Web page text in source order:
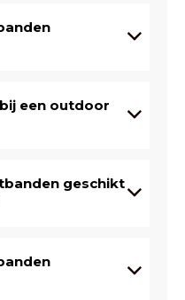
een outdoor
geschikt